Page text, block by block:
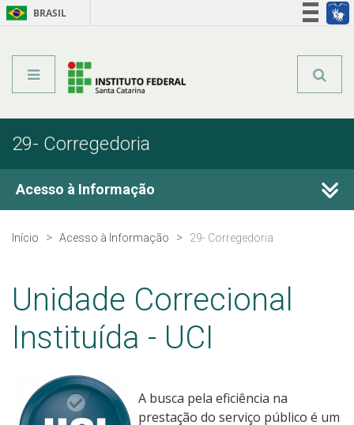
BRASIL
29- Corregedoria
Acesso à Informação
1- Institucional
3- Participação Social
5- Parcerias, convênios e transferências
Início Acesso à Informação 29- Corregedoria
Unidade Correcional
Instituída - UCI
A busca pela eficiência na
prestação do serviço público é um